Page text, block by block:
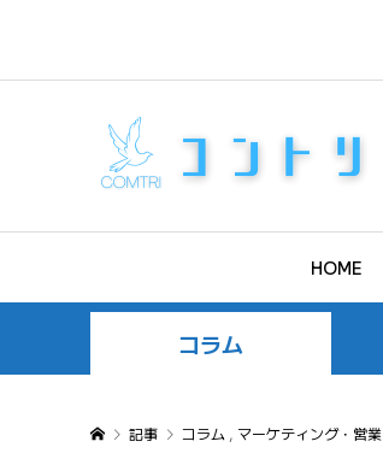
HOME
コラム
記事 コラム , マーケティング・営業